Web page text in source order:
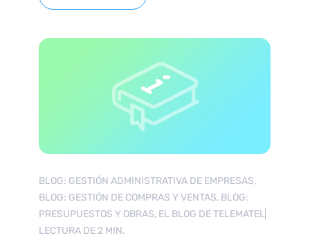
BLOG: GESTIÓN ADMINISTRATIVA DE EMPRESAS,
BLOG: GESTIÓN DE COMPRAS Y VENTAS, BLOG:
PRESUPUESTOS Y OBRAS, EL BLOG DE TELEMATEL
LECTURA DE 2 MIN.